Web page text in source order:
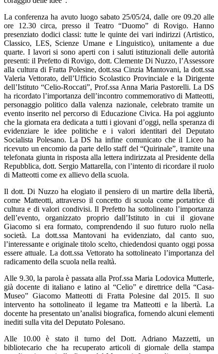
La conferenza ha avuto luogo sabato 25/05/24, dalle ore 09.20 alle
ore 12.30 circa, presso il Teatro “Duomo” di Rovigo. Hanno
presenziato dodici classi: tutte le quinte dei vari indirizzi (Artistico,
Classico, LES, Scienze Umane e Linguistico), unitamente a due
quarte. I lavori si sono aperti con i saluti istituzionali delle autorità
presenti: il Prefetto di Rovigo, dott. Clemente Di Nuzzo, l’Assessore
alla cultura di Fratta Polesine, dott.ssa Cinzia Mantovani, la dott.ssa
Valeria Vettorato, dell’Ufficio Scolastico Provinciale e la Dirigente
dell’Istituto “Celio-Roccati”, Prof.ssa Anna Maria Pastorelli. La DS
ha ricordato l’importanza dell’incontro commemorativo di Matteotti,
personaggio politico dalla valenza nazionale, celebrato tramite un
evento inserito nel percorso di Educazione Civica. Ha poi aggiunto
che la giornata era dedicata a tutti i giovani d’oggi, nella speranza di
evidenziare le idee politiche e i valori identitari del Deputato
Socialista Polesano. La DS ha infine comunicato che il Liceo ha
ricevuto un encomio da parte dello staff del “Quirinale”, tramite una
telefonata giunta in risposta alla lettera indirizzata al Presidente della
Repubblica, dott. Sergio Mattarella, con l’intento di ricordare il ruolo
di Matteotti come ex allievo della scuola.
Il dott. Di Nuzzo ha elogiato il pensiero di un martire della libertà,
come Matteotti, attraverso il concetto di scuola come portatrice di
cultura e di valori condivisi. Il Prefetto ha sottolineato l’importanza
dell’evento, organizzato proprio dall’Istituto in cui il giovane
Giacomo si era formato, comprendendo il suo futuro ruolo nella
società. La dott.ssa Mantovani ha evidenziato, dal canto suo,
l’interessante e originale titolo scelto, chiedendosi quanto oggi possa
essere attuale. La dott.ssa Vettorato ha sottolineato l’importanza del
radicamento della scuola nella realtà.
Alle 9.30, la parola è passata alla Prof.ssa Maria Lodovica Mutterle,
già docente di italiano e latino al “Celio” e direttrice della “Casa-
Museo” Giacomo Matteotti di Fratta Polesine dal 2015. Il suo
intervento ha sottolineato il legame tra Matteotti e la libertà. La
docente ha presentato un’analisi biografica, fornendo alcuni elementi
inediti sulla vita del Deputato Polesano.
Alle 10.00 è stato il turno del Dott. Adriano Mazzetti, un
bibliotecario che ha recuperato articoli di giornale della stampa